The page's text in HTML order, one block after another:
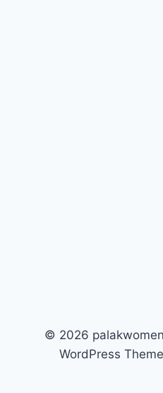
© 2026
WordPress